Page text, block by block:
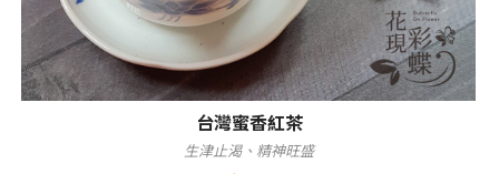
台灣蜜香紅茶
生津止渴、精神旺盛